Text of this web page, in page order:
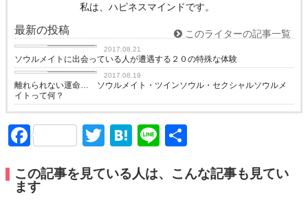
私は、ハピネスマインドです。
最新の投稿 このライターの記事一覧
2017.08.21
ソウルメイトに出会っている人が遭遇する２０の特殊な体験
ソウルメイト
2017.08.19
離れられない運命… ソウルメイト・ツインソウル・セクシャルソウルメ
イトって何？
FacebookTwitter
Hatena
Line
この記事を見ている人は、こんな記事も見てい
ます